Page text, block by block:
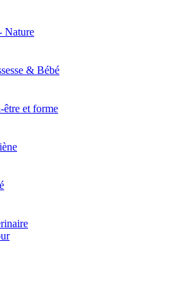
Nature
& Bébé
être et forme